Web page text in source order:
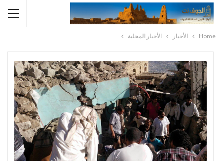
Home الأخبار الأخبار المحلية